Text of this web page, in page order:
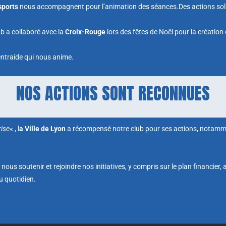
nous accompagnent pour l’animation des séances.Des actions
a collaboré avec la Croix-Rouge lors des fêtes de Noël pour la
qui nous anime.
NOS ACTIONS SONT RECONNUES
« , la Ville de Lyona récompensé notre club pour ses actions,
soutenir et rejoindre nos initiatives, y compris sur le plan
quotidien.